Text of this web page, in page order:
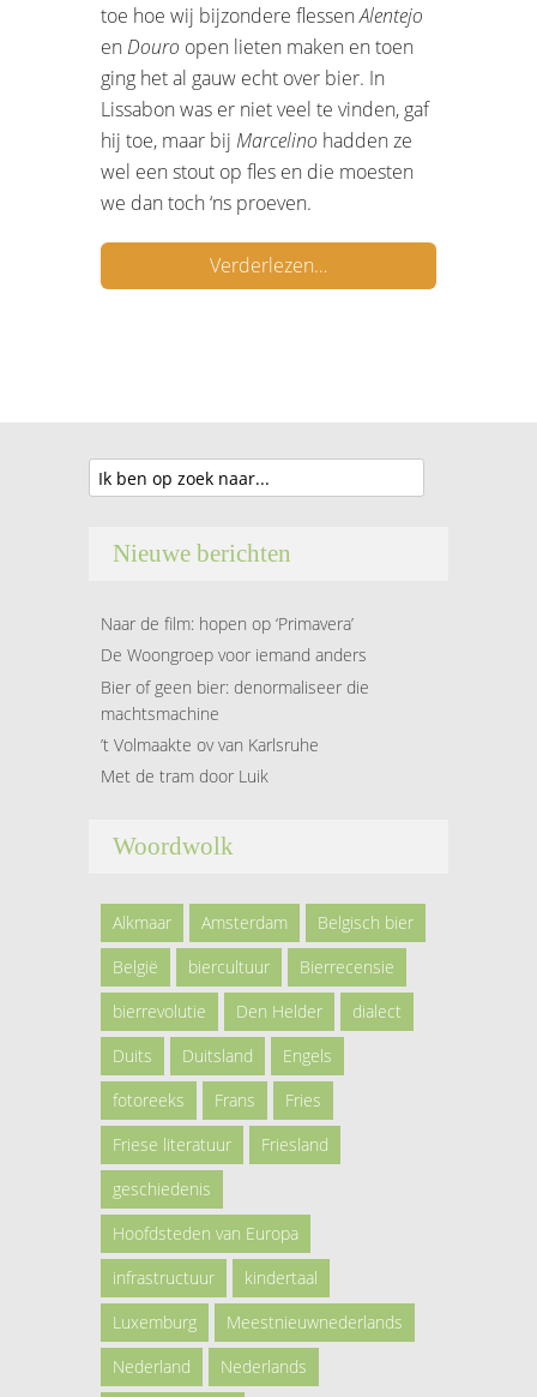
toe hoe wij bijzondere flessenAlentejo
en Douro open lieten maken en toen
ging het al gauw echt over bier. In
Lissabon was er niet veel te vinden, gaf
hij toe, maar bij Marcelino hadden ze
wel een stout op fles en die moesten
we dan toch ‘ns proeven.
Verderlezen…
Nieuwe berichten
Naar de film: hopen op ‘Primavera’
De Woongroep voor iemand anders
Bier of geen bier: denormaliseer die
machtsmachine
’t Volmaakte ov van Karlsruhe
Met de tram door Luik
Woordwolk
Alkmaar Amsterdam
Belgisch bier
België
biercultuur
Bierrecensie
bierrevolutie
Den Helder
dialect
Duits
Duitsland
Engels
fotoreeks
Frans
Fries
Friese literatuur
Friesland
geschiedenis
Hoofdsteden van Europa
infrastructuur
kindertaal
Luxemburg
Meestnieuwnederlands
Nederland
Nederlands